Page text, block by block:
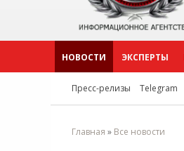
НОВОСТИ ЭКСПЕРТЫ
Пресс-релизы Telegram
Главная » Все новости